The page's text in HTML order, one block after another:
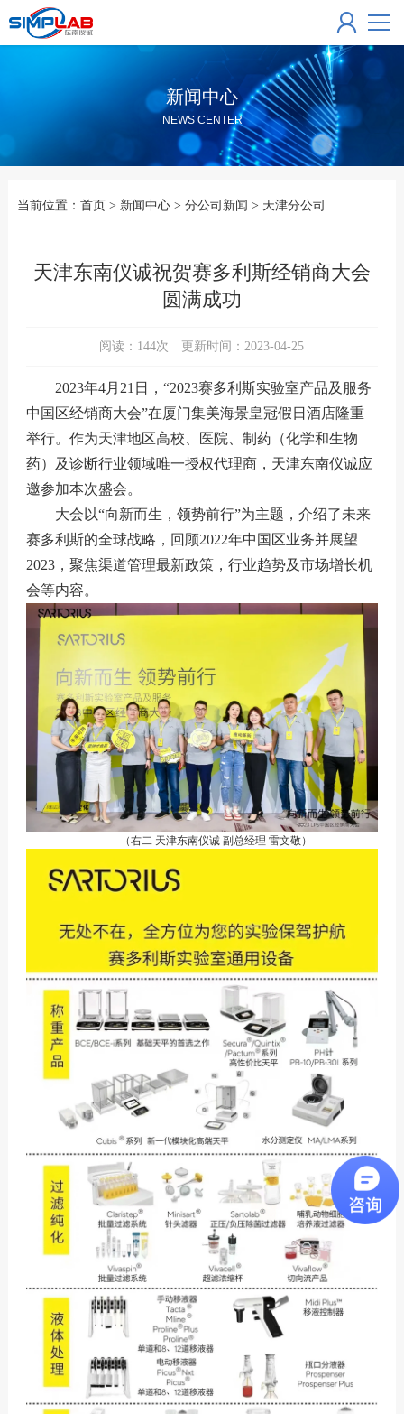
新闻中心
NEWS CENTER
当前位置： 首页 > 新闻中心> 分公司新闻 > 天津分公司
天津东南仪诚祝贺赛多利斯经销商大会
圆满成功
阅读： 144次 更新时间：2023-04-25
2023年4月21日，“2023赛多利斯实验室产品及服务
中国区经销商大会”在厦门集美海景皇冠假日酒店隆重
举行。作为天津地区高校、医院、制药（化学和生物
药）及诊断行业领域唯一授权代理商，天津东南仪诚应
邀参加本次盛会。
大会以“向新而生，领势前行”为主题，介绍了未来
赛多利斯的全球战略，回顾2022年中国区业务并展望
2023，聚焦渠道管理最新政策，行业趋势及市场增长机
会等内容。
（右二 天津东南仪诚 副总经理 雷文敬）